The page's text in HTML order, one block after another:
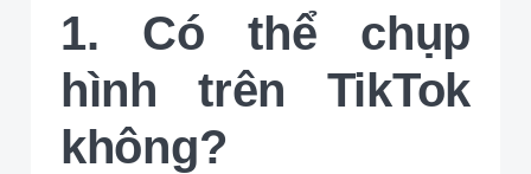
1. Có thể chụp
hình trên TikTok
không?